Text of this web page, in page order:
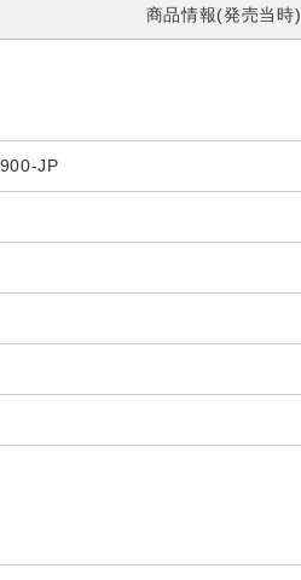
商品情報(発売当時)
JP